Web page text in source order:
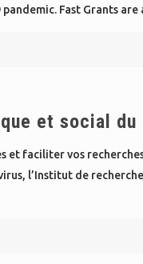
Fast Grants
et social du
et faciliter vos
l’Institut de